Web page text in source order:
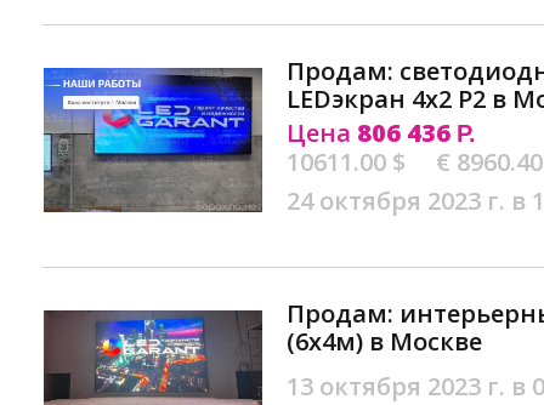
Продам:
LЕDэкран 4х2 P2 в
Цена 806 436 Р.
10611.00 $
€ 8960.40
24 октября 2023 г. в
Продам:
(6х4м) в Москве
13 октября 2023 г. в